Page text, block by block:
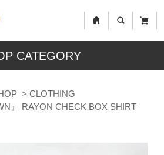
CATEGORY
>CLOTHING
』 RAYON CHECK BOX SHIRT